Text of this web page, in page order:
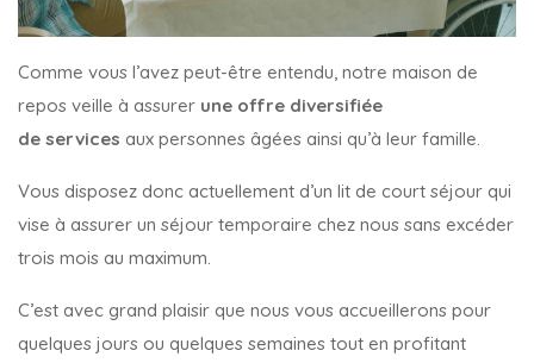
Comme vous l’avez peut-être entendu, notre maison de
repos veille à assurer une offre diversifiée
de services aux personnes âgées ainsi qu’à leur famille.
Vous disposez donc actuellement d’un lit de court séjour qui
vise à assurer un séjour temporaire chez nous sans excéder
trois mois au maximum.
C’est avec grand plaisir que nous vous accueillerons pour
quelques jours ou quelques semaines tout en profitant